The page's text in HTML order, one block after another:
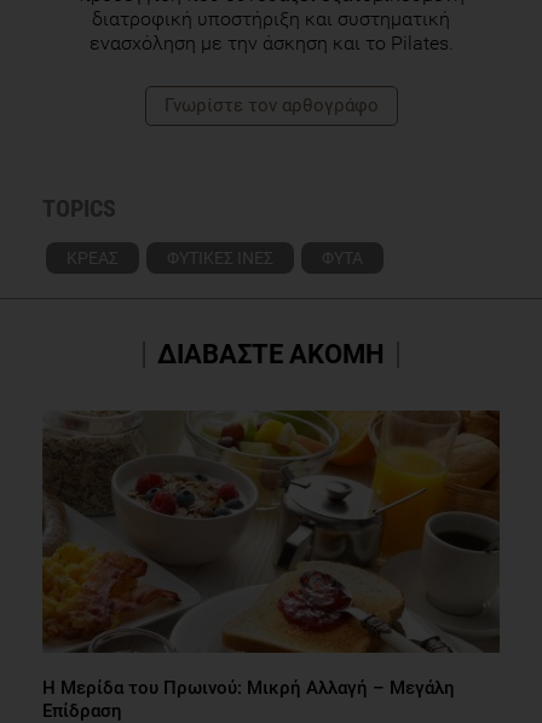
διατροφική υποστήριξη και συστηματική
ενασχόληση με την άσκηση και το Pilates.
Γνωρίστε τoν αρθογράφο
TOPICS
ΚΡΕΑΣ ΦΥΤΙΚΕΣ ΙΝΕΣ ΦΥΤΑ
ΔΙΑΒΑΣΤΕ ΑΚΟΜΗ
Η Μερίδα του Πρωινού: Μικρή Αλλαγή – Μεγάλη
Επίδραση